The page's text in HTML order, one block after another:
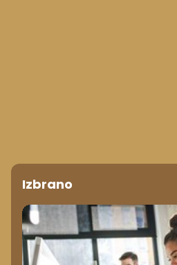
Izbrano